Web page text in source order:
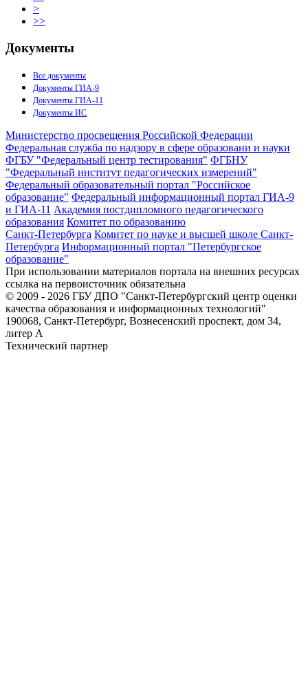
>
>>
Документы
Все документы
Документы ГИА-9
Документы ГИА-11
Документы ИС
Министерство просвещения Российской Федерации
Федеральная служба по надзору в сфере образовани и науки
ФГБУ "Федеральный центр тестирования" ФГБНУ
"Федеральный институт педагогических измерений"
Федеральный образовательный портал "Российское
образование" Федеральный информационный портал ГИА-9
и ГИА-11 Академия постдипломного педагогического
образования Комитет по образованию
Санкт-Петербурга Комитет по науке и высшей школе Санкт-
Петербурга Информационный портал "Петербургское
образование"
При использовании материалов портала на внешних ресурсах
ссылка на первоисточник обязательна
© 2009 - 2026 ГБУ ДПО "Санкт-Петербургский центр оценки
качества образования и информационных технологий"
190068, Санкт-Петербург, Вознесенский проспект, дом 34,
литер А
Технический партнер